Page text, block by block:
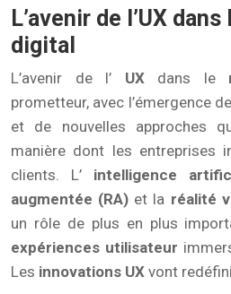
L’avenir de l’UX
digital
L’avenir de l’ UX dans le
prometteur, avec l’émergence
et de nouvelles approches
manière dont les entreprises
clients. L’ intelligence
augmentée (RA) et la réalité
un rôle de plus en plus
expériences utilisateur
Les innovations UX vont